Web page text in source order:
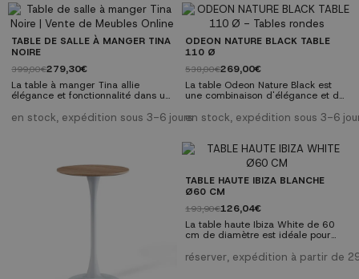
emboîtable unique qui ajoute une
touche distinctive. Ses dimensions
équilibrées et sa finition naturelle le
rendent parfait pour n'importe
quelle salle à manger. Cette
emboîtable unique qui ajoute une
touche distinctive. Ses dimensions
équilibrées et sa finition blanche le
rendent parfait pour n'importe
quelle salle à manger. Cette
TABLE DE SALLE À MANGER TINA
NOIRE
399,00€279,30€
La table à manger Tina allie
élégance et fonctionnalité dans un
partir de bois de haute qualité et
de panneaux MDF, cette table
équilibrées et sa finition noire le
rendent parfait pour n'importe
quelle salle à manger. Cette table
en stock, expédition sous 3-6 jours
ODEON NATURE BLACK TABLE
110 Ø
538,00€269,00€
La table Odeon Nature Black est
une combinaison d'élégance et de
couleur chêne et son pied en
métal noir lui confèrent un style
table est un choix parfait pour
ajouter une touche de classe et de
fonctionnalité à n'importe quel
espace de votre maison.
Dimensions : Largeur : 110 cm |
en stock, expédition sous 3-6
TABLE HAUTE IBIZA BLANCHE
Ø60 CM
193,90€126,04€
La table haute Ibiza White de 60
cm de diamètre est idéale pour
Son plateau en mélamine est laqué
blanc satiné et sa base en métal
réserver, expédition à partir de